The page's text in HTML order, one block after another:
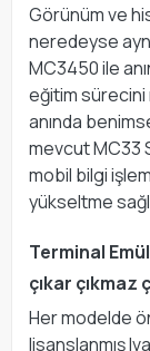
Görünüm ve
neredeyse
MC3450 ile
eğitim
anında
mevcut MC33
mobil bilgi
yükseltme
Terminal
çıkar çıkmaz
Her modelde
lisanslanmış